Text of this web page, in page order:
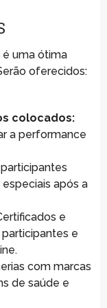
é uma ótima
oferecidos:
colocados:
a performance
após a
e
e
com marcas
de saúde e